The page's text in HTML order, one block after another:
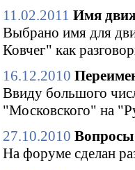
11.02.2011 Имя
Выбрано имя для
Ковчег" как
16.12.2010
Ввиду большого
"Московского" на
27.10.2010 Вопросы
На форуме сделан